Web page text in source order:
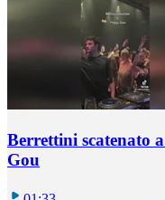
Berrettini scatenato
Gou